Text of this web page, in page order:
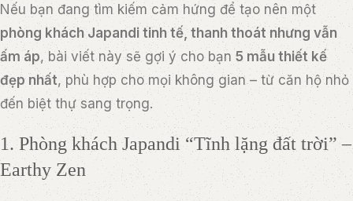
Nếu bạn đang tìm kiếm cảm hứng để tạo nên một
phòng khách Japandi tinh tế, thanh thoát nhưng vẫn
ấm áp, bài viết này sẽ gợi ý cho bạn5 mẫu thiết kế
đẹp nhất, phù hợp cho mọi không gian – từ căn hộ nhỏ
đến biệt thự sang trọng.
1. Phòng khách Japandi “Tĩnh lặng đất trời” –
Earthy Zen